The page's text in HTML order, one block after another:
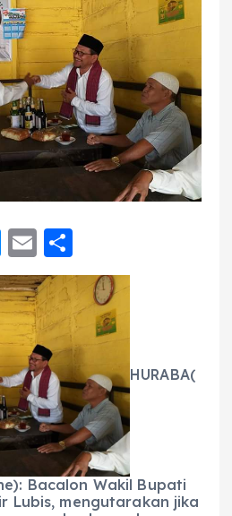
M
e
ss
n
g
er
E
m
ai
l
h
a
re
HURABA(
Bacalon Wakil Bupati
Lubis, mengutarakan jika